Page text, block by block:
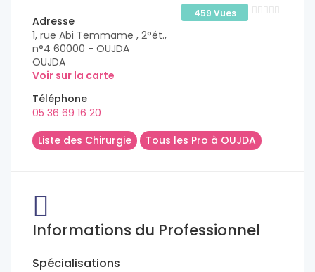
459 Vues
Adresse
1, rue Abi Temmame , 2°ét.,
n°4 60000 - OUJDA
OUJDA
Voir sur la carte
Téléphone
05 36 69 16 20
Liste des Chirurgie
Tous les Pro à OUJDA
Informations du Professionnel
Spécialisations